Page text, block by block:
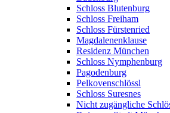
Schloss Blutenburg
Schloss Freiham
Schloss Fürstenried
Magdalenenklause
Residenz München
Schloss Nymphenburg
Pagodenburg
Pelkovenschlössl
Schloss Suresnes
Nicht zugängliche